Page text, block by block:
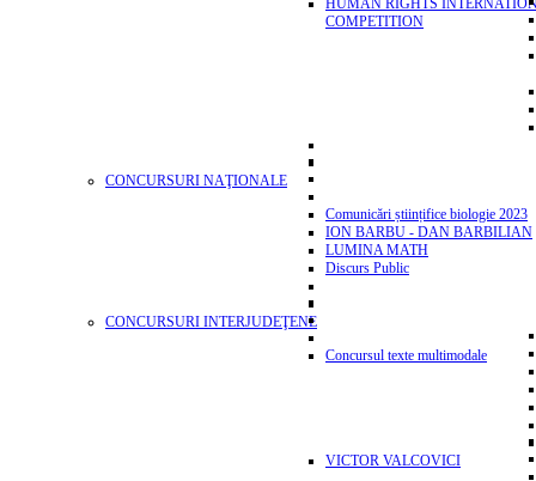
HUMAN RIGHTS
COMPETITION
CONCURSURI NAŢIONALE
Comunicări științifice biologie 2023
ION BARBU - DAN BARBILIAN
LUMINA MATH
Discurs Public
CONCURSURI INTERJUDEŢENE
Concursul texte multimodale
VICTOR VALCOVICI